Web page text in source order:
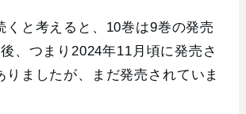
くと考えると、10巻は9巻の発売
、つまり2024年11月頃に発売さ
りましたが、まだ発売されていま